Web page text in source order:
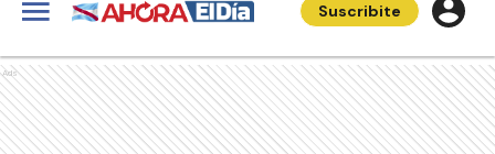
Suscribite
Ads